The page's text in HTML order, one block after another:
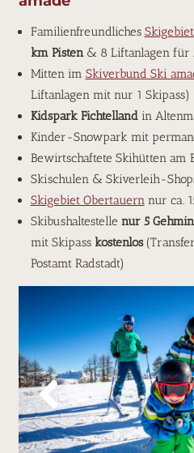
Familienfreundliches
km Pisten& 8 Liftanlagen für
Mitten im Skiverbund Ski
Liftanlagen mit nur 1 Skipass)
Kidspark Fichtellandin
Kinder-Snowpark mit
Bewirtschaftete Skihütten am
Skischulen & Skiverleih-
Skigebiet Obertauernnur ca.
Skibushaltestelle nur 5
mit Skipass kostenlos
Postamt Radstadt)
Previous